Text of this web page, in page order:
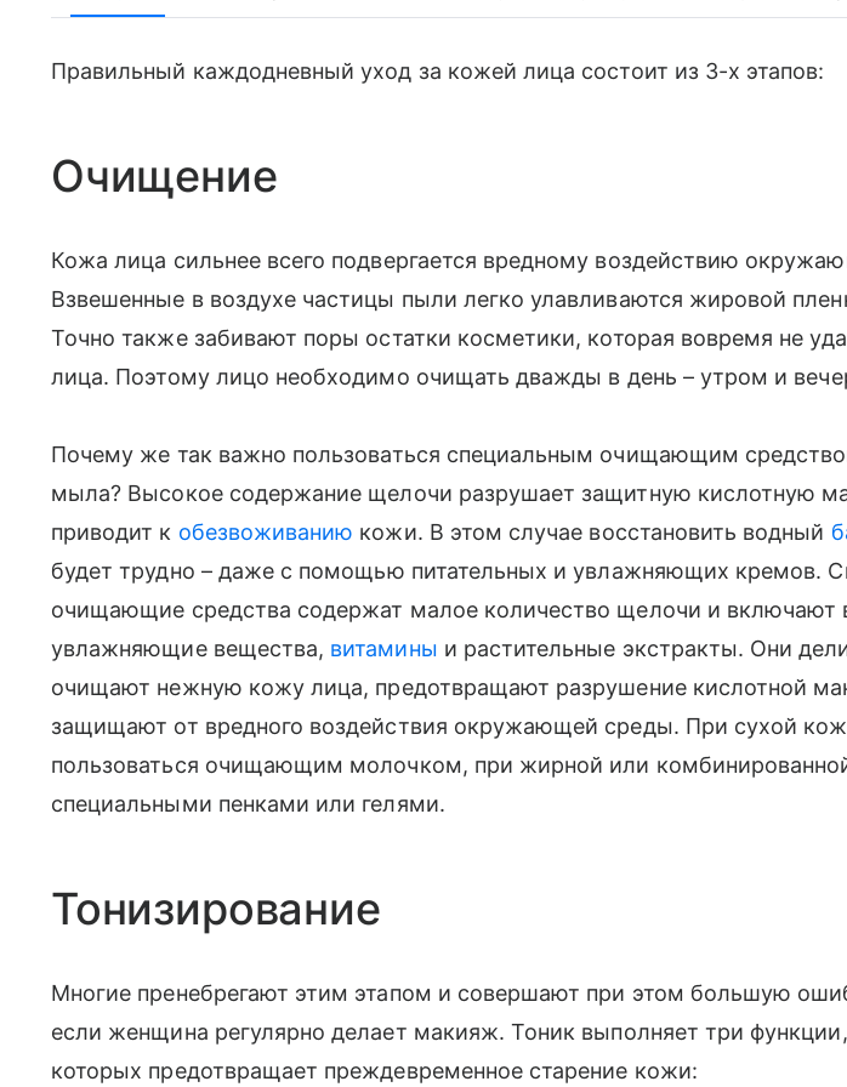
Правильный каждодневный уход за кожей лица состоит из 3-х этапов:
Очищение
Кожа лица сильнее всего подвергается вредному воздействию
Взвешенные в воздухе частицы пыли легко улавливаются жировой
Точно также забивают поры остатки косметики, которая вовремя не
лица. Поэтому лицо необходимо очищать дважды в день – утром и
Почему же так важно пользоваться специальным очищающим
мыла? Высокое содержание щелочи разрушает защитную кислотную
приводит к обезвоживанию кожи. В этом случае восстановить водный
будет трудно – даже с помощью питательных и увлажняющих кремов.
очищающие средства содержат малое количество щелочи и включают
увлажняющие вещества, витамины и растительные экстракты. Они
очищают нежную кожу лица, предотвращают разрушение кислотной
защищают от вредного воздействия окружающей среды. При сухой
пользоваться очищающим молочком, при жирной или
специальными пенками или гелями.
Тонизирование
Многие пренебрегают этим этапом и совершают при этом большую
если женщина регулярно делает макияж. Тоник выполняет три
которых предотвращает преждевременное старение кожи: